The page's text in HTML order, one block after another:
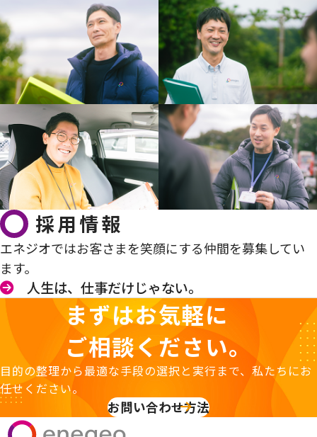
採用情報
エネジオではお客さまを笑顔にする仲間を募集してい
ます。
人生は、仕事だけじゃない。
まずはお気軽に
ご相談ください。
目的の整理から最適な手段の選択と実行まで、私たちにお
任せください。
お問い合わせ方法